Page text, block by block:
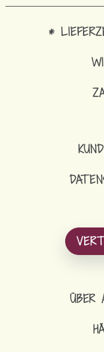
*
ÜBER